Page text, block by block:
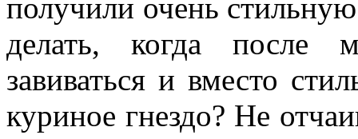
получили очень
делать, когда после
завиваться и вместо
куриное гнездо? Не